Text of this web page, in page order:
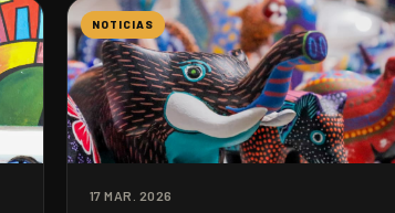
NOTICIAS
17 MAR. 2026